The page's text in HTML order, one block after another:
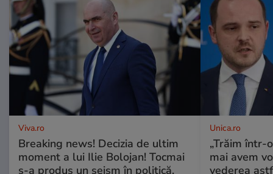
Viva.ro
Breaking news! Decizia de ultim
moment a lui Ilie Bolojan! Tocmai
s-a produs un seism în politică.
Unica.ro
„Trăim într-
mai avem
vederea